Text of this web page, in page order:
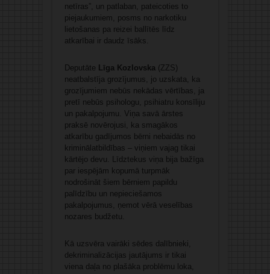
netīras”, un patlaban, pateicoties to
piejaukumiem, posms no narkotiku
lietošanas pa reizei ballītēs līdz
atkarībai ir daudz īsāks.
Deputāte Līga Kozlovska (ZZS)
neatbalstīja grozījumus, jo uzskata, ka
grozījumiem nebūs nekādas vērtības, ja
pretī nebūs psihologu, psihiatru konsīliju
un pakalpojumu. Viņa savā ārstes
praksē novērojusi, ka smagākos
atkarību gadījumos bērni nebaidās no
kriminālatbildības – viņiem vajag tikai
kārtējo devu. Līdztekus viņa bija bažīga
par iespējām kopumā turpmāk
nodrošināt šiem bērniem papildu
palīdzību un nepieciešamos
pakalpojumus, ņemot vērā veselības
nozares budžetu.
Kā uzsvēra vairāki sēdes dalībnieki,
dekriminalizācijas jautājums ir tikai
viena daļa no plašāka problēmu loka,